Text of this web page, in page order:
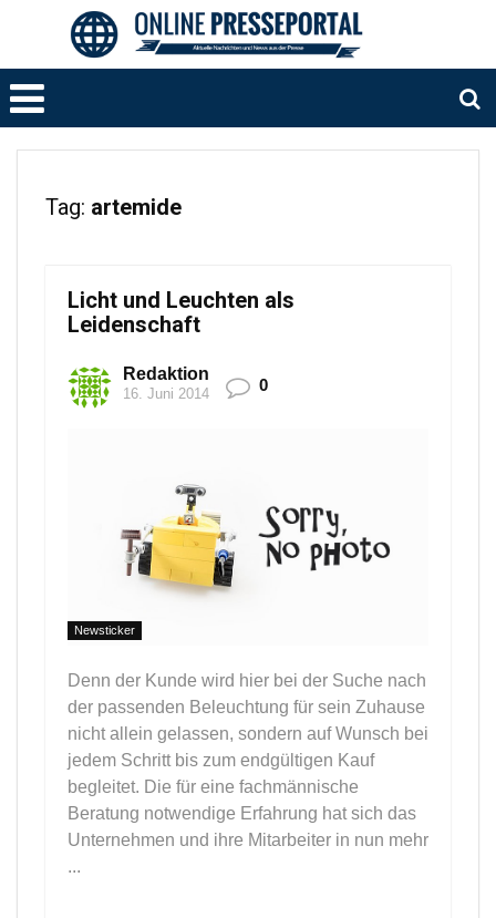
Tag: artemide
Licht und Leuchten als
Leidenschaft
Redaktion
16. Juni 2014 0
Newsticker
Denn der Kunde wird hier bei der Suche nach
der passenden Beleuchtung für sein Zuhause
nicht allein gelassen, sondern auf Wunsch bei
jedem Schritt bis zum endgültigen Kauf
begleitet. Die für eine fachmännische
Beratung notwendige Erfahrung hat sich das
Unternehmen und ihre Mitarbeiter in nun mehr
...